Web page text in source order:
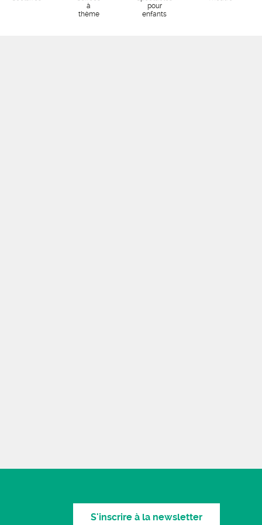
à
thème
pour
enfants
S'inscrire à la newsletter